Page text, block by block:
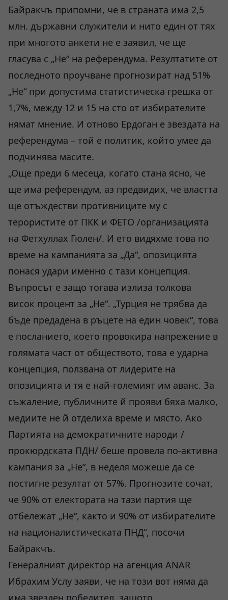
Байракчъ припомни, че в страната има 2,5
млн. държавни служители и нито един от тях
при многото анкети не е заявил, че ще
гласува с „Не“ на референдума. Резултатите от
последното проучване прогнозират над 51%
„Не“ при допустима статистическа грешка от
1,7%, между 12 и 15 на сто от избирателите
нямат мнение. И отново Ердоган е звездата на
референдума – той е политик, който умее да
подчинява масите.
„Още преди 6 месеца, когато стана ясно, че
ще има референдум, аз предвидих, че властта
ще отъждестви противниците му с
терористите от ПКК и ФЕТО /организацията
на Фетхуллах Гюлен/. И ето видяхме това по
време на кампанията за „Да“, опозицията
понася удари именно с тази концепция.
Въпросът е защо тогава излиза толкова
висок процент за „Не“. „Турция не трябва да
бъде предадена в ръцете на един човек“, това
е посланието, което провокира напрежение в
голямата част от обществото, това е ударна
концепция, ползвана от лидерите на
опозицията и тя е най-големият им аванс. За
съжаление, публичните й прояви бяха малко,
медиите не й отделиха време и място. Ако
Партията на демократичните народи /
прокюрдската ПДН/ беше провела по-активна
кампания за „Не“, в неделя можеше да се
постигне резултат от 57%. Прогнозите сочат,
че 90% от електората на тази партия ще
отбележат „Не“, както и 90% от избирателите
на националистическата ПНД“, посочи
Байракчъ.
Генералният директор на агенция ANAR
Ибрахим Услу заяви, че на този вот няма да
има звезден победител, защото